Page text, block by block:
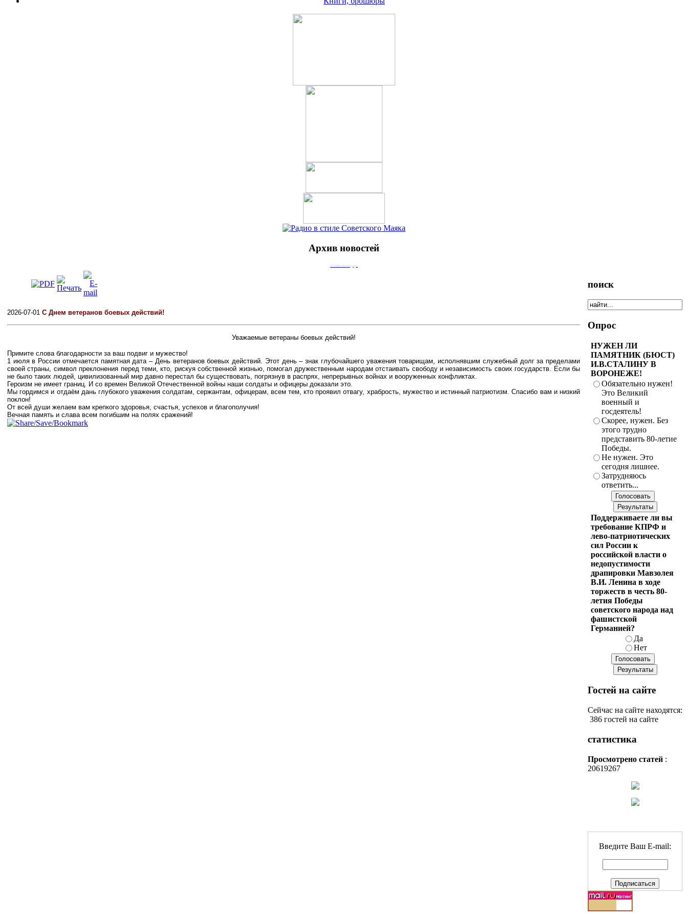
Архив новостей
Joomla календарь
2026-07-01 С Днем ветеранов боевых действий!
Уважаемые ветераны боевых действий!
Примите слова благодарности за ваш подвиг и мужество!
1 июля в России отмечается памятная дата – День ветеранов боевых действий. Этот день – знак глубочайшего уважения товарищам, исполнявшим служебный долг за пределами
своей страны, символ преклонения перед теми, кто, рискуя собственной жизнью, помогал дружественным народам отстаивать свободу и независимость своих государств. Если бы
не было таких людей, цивилизованный мир давно перестал бы существовать, погрязнув в распрях, непрерывных войнах и вооруженных конфликтах.
Героизм не имеет границ. И со времен Великой Отечественной войны наши солдаты и офицеры доказали это.
Мы гордимся и отдаём дань глубокого уважения солдатам, сержантам, офицерам, всем тем, кто проявил отвагу, храбрость, мужество и истинный патриотизм. Спасибо вам и низкий
поклон!
От всей души желаем вам крепкого здоровья, счастья, успехов и благополучия!
Вечная память и слава всем погибшим на полях сражений!
поиск
Опрос
НУЖЕН ЛИ
ПАМЯТНИК (БЮСТ)
И.В.СТАЛИНУ В
ВОРОНЕЖЕ!
Обязательно нужен!
Это Великий
военный и
госдеятель!
Скорее, нужен. Без
этого трудно
представить 80-летие
Победы.
Не нужен. Это
сегодня лишнее.
Затрудняюсь
ответить...
Поддерживаете ли вы
требование КПРФ и
лево-патриотических
сил России к
российской власти о
недопустимости
драпировки Мавзолея
В.И. Ленина в ходе
торжеств в честь 80-
летия Победы
советского народа над
фашистской
Германией?
Да
Нет
Гостей на сайте
Сейчас на сайте находятся:
386 гостей на сайте
статистика
Просмотрено статей :
20619267
Введите Ваш E-mail: